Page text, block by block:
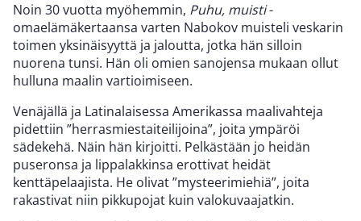
Noin 30 vuotta myöhemmin, Puhu, muisti-
omaelämäkertaansa varten Nabokov muisteli veskarin
toimen yksinäisyyttä ja jaloutta, jotka hän silloin
nuorena tunsi. Hän oli omien sanojensa mukaan ollut
hulluna maalin vartioimiseen.
Venäjällä ja Latinalaisessa Amerikassa maalivahteja
pidettiin ”herrasmiestaiteilijoina”, joita ympäröi
sädekehä. Näin hän kirjoitti. Pelkästään jo heidän
puseronsa ja lippalakkinsa erottivat heidät
kenttäpelaajista. He olivat ”mysteerimiehiä”, joita
rakastivat niin pikkupojat kuin valokuvaajatkin.